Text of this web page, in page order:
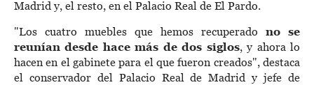
Madrid y, el resto, en el Palacio Real de El Pardo.
"Los cuatro muebles que hemos recuperado no se
reunían desde hace más de dos siglos, y ahora lo
hacen en el gabinete para el que fueron creados", destaca
el conservador del Palacio Real de Madrid y jefe de